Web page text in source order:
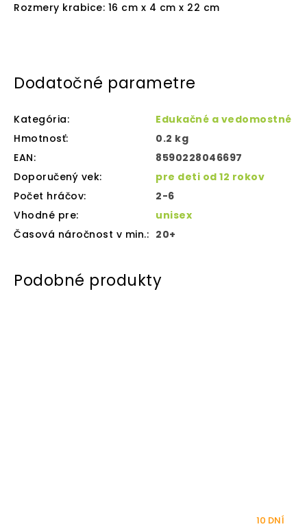
Rozmery krabice: 16 cm x 4 cm x 22 cm
Dodatočné parametre
Kategória:
Edukačné a vedomostné
Hmotnosť:
0.2 kg
EAN:
8590228046697
Doporučený vek:
pre deti od 12 rokov
Počet hráčov:
2-6
Vhodné pre:
unisex
Časová náročnost v min.: 20+
10 DNÍ